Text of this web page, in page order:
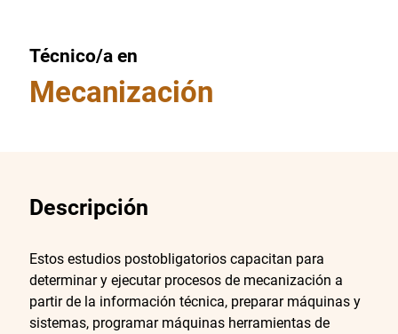
Técnico/a en
Mecanización
Descripción
Estos estudios postobligatorios capacitan para
determinar y ejecutar procesos de mecanización a
partir de la información técnica, preparar máquinas y
sistemas, programar máquinas herramientas de